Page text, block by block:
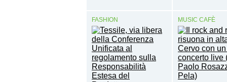
FASHION MUSIC CAFÈ